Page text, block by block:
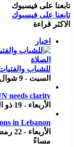
تابعنا على فيسبوك
تابعنا على فيسبوك
الاكثر قراءة
اخبار
للشباب
السبت - 9 شوال - 1444هـ / 29 أبريل - 2023م / 8:02 مساءً
needs clarity
الأربعاء - 19 ذو القعدة - 1447هـ / 6 مايو - 2026م / 6:26 مساءً
in Lebanon
مساءً